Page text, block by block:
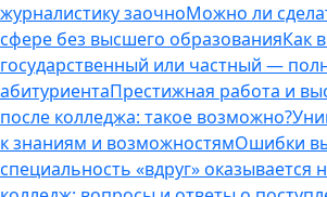
журналистику заочноМожно ли
сфере без высшего образованияКак
государственный или частный —
абитуриентаПрестижная работа и
после колледжа: такое возможно?
к знаниям и возможностямОшибки
специальность «вдруг» оказывается